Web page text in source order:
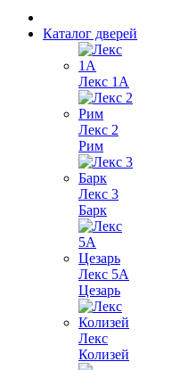
Каталог дверей
Лекс 1А
Лекс 2
Рим
Лекс 3
Барк
Лекс 5А
Цезарь
Лекс
Колизей